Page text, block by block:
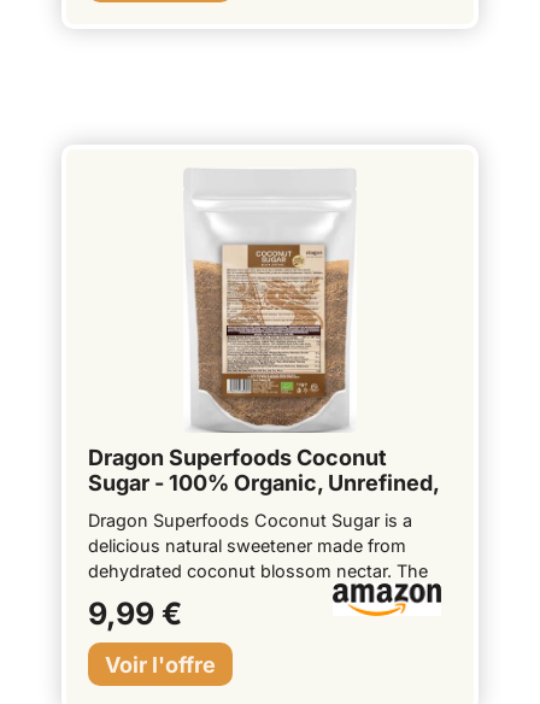
Dragon Superfoods Coconut
Sugar - 100% Organic, Unrefined,
Vegan and Gluten-Free - 1kg
Dragon Superfoods Coconut Sugar is a
delicious natural sweetener made from
dehydrated coconut blossom nectar. The
flavor has a subtle hint of caramel that
blends well into any dessert recipe or your
daily cup of tea or coffee. This organic
herbal sweetener can perfectly replace
9,99 €